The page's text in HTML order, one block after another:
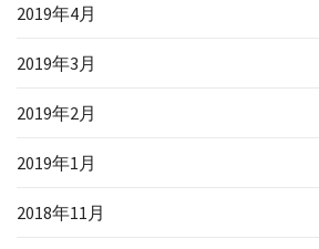
2019年4月
2019年3月
2019年2月
2019年1月
2018年11月